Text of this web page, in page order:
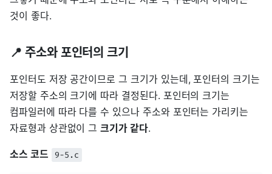
것이 좋다.
📍 주소와 포인터의 크기
포인터도 저장 공간이므로 그 크기가 있는데, 포인터의 크기는
저장할 주소의 크기에 따라 결정된다. 포인터의 크기는
컴파일러에 따라 다를 수 있으나 주소와 포인터는 가리키는
자료형과 상관없이 그크기가 같다.
소스 코드 9-5.c